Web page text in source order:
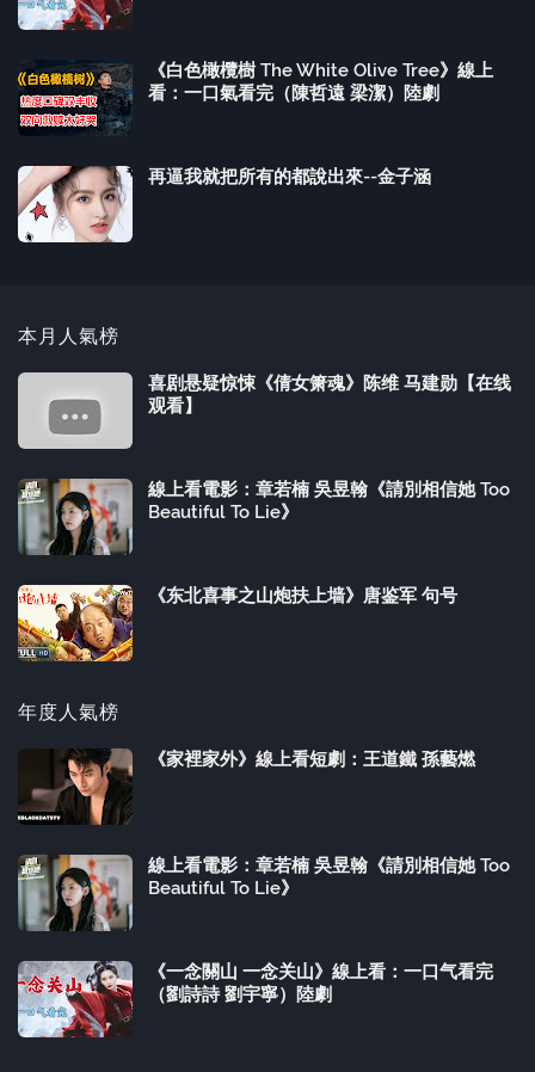
《白色橄欖樹 The White Olive Tree》線上
看：一口氣看完（陳哲遠 梁潔）陸劇
再逼我就把所有的都說出來--金子涵
本月人氣榜
喜剧悬疑惊悚《倩女箫魂》陈维 马建勋【在线
观看】
線上看電影：章若楠 吳昱翰《請別相信她 Too
Beautiful To Lie》
《东北喜事之山炮扶上墙》唐鉴军 句号
年度人氣榜
《家裡家外》線上看短劇：王道鐵 孫藝燃
線上看電影：章若楠 吳昱翰《請別相信她 Too
Beautiful To Lie》
《一念關山 一念关山》線上看：一口气看完
（劉詩詩 劉宇寧）陸劇